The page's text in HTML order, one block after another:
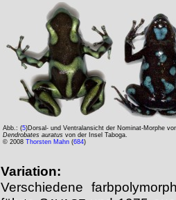
Abb.: (5)Dorsal- und Ventralansicht der Nominat-Morphe
Dendrobates auratus von der Insel Taboga.
© 2008 Thorsten Mahn (684)
Variation:
Verschiedene